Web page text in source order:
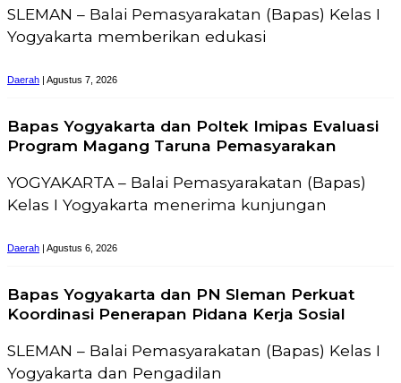
SLEMAN – Balai Pemasyarakatan (Bapas) Kelas I
Yogyakarta memberikan edukasi
Daerah | Agustus 7, 2026
Bapas Yogyakarta dan Poltek Imipas Evaluasi
Program Magang Taruna Pemasyarakan
YOGYAKARTA – Balai Pemasyarakatan (Bapas)
Kelas I Yogyakarta menerima kunjungan
Daerah | Agustus 6, 2026
Bapas Yogyakarta dan PN Sleman Perkuat
Koordinasi Penerapan Pidana Kerja Sosial
SLEMAN – Balai Pemasyarakatan (Bapas) Kelas I
Yogyakarta dan Pengadilan